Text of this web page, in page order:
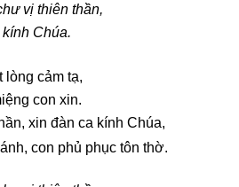
vị thiên thần,
Chúa.
lòng cảm tạ,
con xin.
xin đàn ca kính Chúa,
con phủ phục tôn thờ.